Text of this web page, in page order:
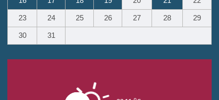
23 24 25 26 27 28 29
30 31